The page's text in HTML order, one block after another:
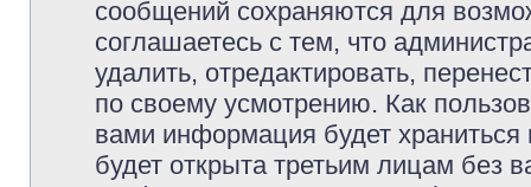
сообщений сохраняются для
соглашаетесь с тем, что
удалить, отредактировать,
по своему усмотрению. Как
вами информация будет
будет открыта третьим лицам без